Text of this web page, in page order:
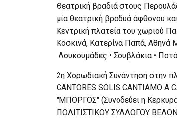
Θεατρική βραδιά στους
μία θεατρική βραδυά άφθονου
Κεντρική πλατεία του χωριού
Κοσκινά, Κατερίνα Παπά, Αθηνά
Λουκουμάδες • Σουβλάκια •
2η Χορωδιακή Συνάντηση στην
CANTORES SOLIS CANTIAMO
"ΜΠΟΡΓΟΣ" (Συνοδεύει η
ΠΟΛΙΤΙΣΤΙΚΟΥ ΣΥΛΛΟΓΟΥ